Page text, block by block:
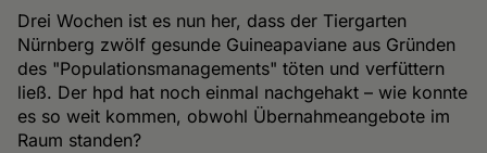
Drei Wochen ist es nun her, dass der Tiergarten
Nürnberg zwölf gesunde Guineapaviane aus Gründen
des "Populationsmanagements" töten und verfüttern
ließ. Der hpd hat noch einmal nachgehakt – wie konnte
es so weit kommen, obwohl Übernahmeangebote im
Raum standen?